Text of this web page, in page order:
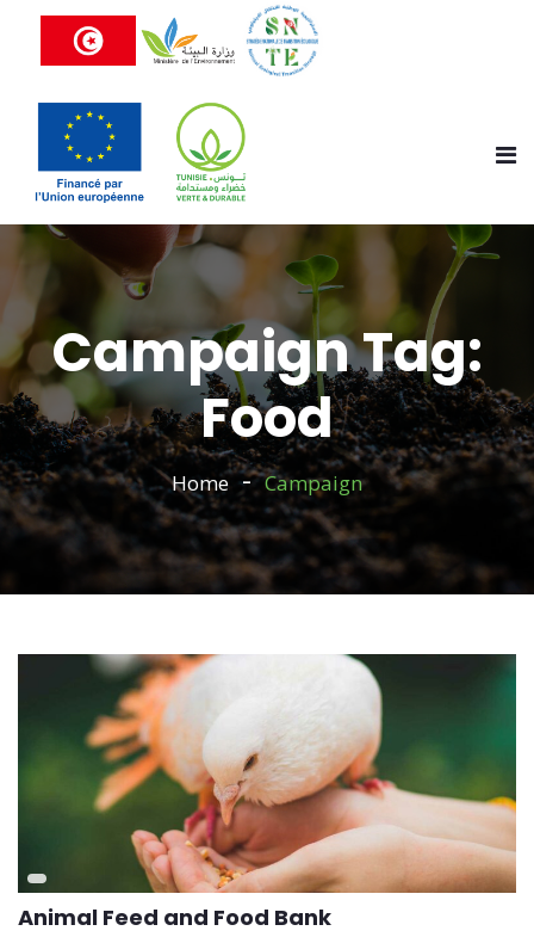
Campaign Tag:
Food
Home Campaign
Animal Feed and Food Bank